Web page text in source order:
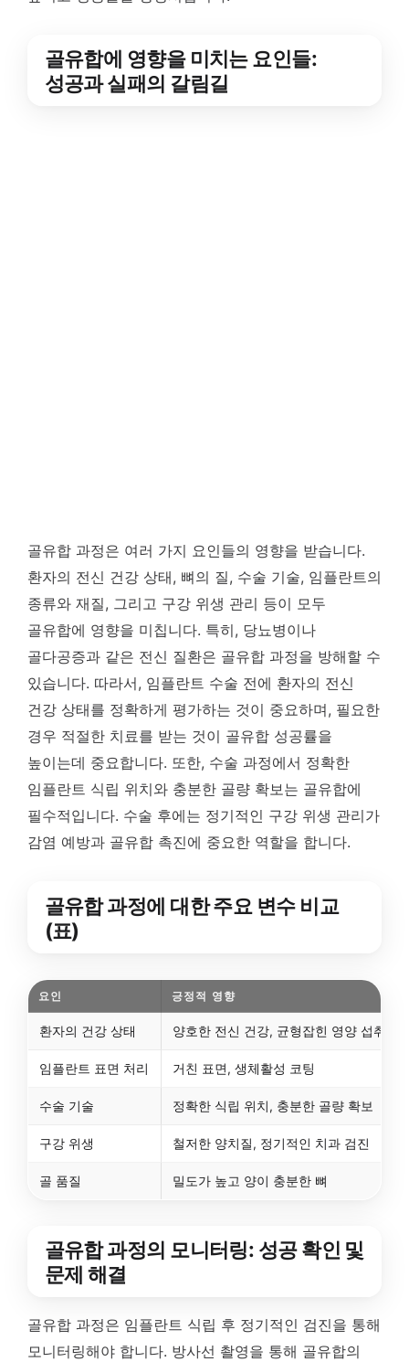
골유합에 영향을 미치는 요인들:
성공과 실패의 갈림길
골유합 과정은 여러 가지 요인들의 영향을 받습니다.
환자의 전신 건강 상태, 뼈의 질, 수술 기술, 임플란트의
종류와 재질, 그리고 구강 위생 관리 등이 모두
골유합에 영향을 미칩니다. 특히, 당뇨병이나
골다공증과 같은 전신 질환은 골유합 과정을 방해할 수
있습니다. 따라서, 임플란트 수술 전에 환자의 전신
건강 상태를 정확하게 평가하는 것이 중요하며, 필요한
경우 적절한 치료를 받는 것이 골유합 성공률을
높이는데 중요합니다. 또한, 수술 과정에서 정확한
임플란트 식립 위치와 충분한 골량 확보는 골유합에
필수적입니다. 수술 후에는 정기적인 구강 위생 관리가
감염 예방과 골유합 촉진에 중요한 역할을 합니다.
골유합 과정에 대한 주요 변수 비교
(표)
요인 긍정적 영향
환자의 건강 상태 양호한 전신 건강, 균형잡힌 영양 섭취
임플란트 표면 처리 거친 표면, 생체활성 코팅
수술 기술 정확한 식립 위치, 충분한 골량 확보
구강 위생 철저한 양치질, 정기적인 치과 검진
골 품질 밀도가 높고 양이 충분한 뼈
골유합 과정의 모니터링: 성공 확인 및
문제 해결
골유합 과정은 임플란트 식립 후 정기적인 검진을 통해
모니터링해야 합니다. 방사선 촬영을 통해 골유합의